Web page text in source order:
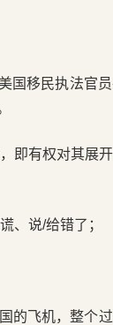
国移民执法官
即有权对其展
、说/给错了；
的飞机，整个